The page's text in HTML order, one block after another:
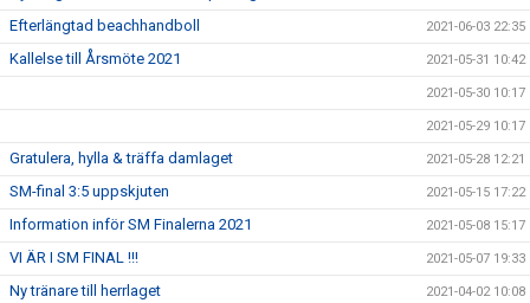
Efterlängtad beachhandboll 2021-06-03 22:35
Kallelse till Årsmöte 2021 2021-05-31 10:42
2021-05-30 10:17
2021-05-29 10:17
Gratulera, hylla & träffa damlaget 2021-05-28 12:21
SM-final 3:5 uppskjuten 2021-05-15 17:22
Information inför SM Finalerna 2021 2021-05-08 15:17
VI ÄR I SM FINAL !!! 2021-05-07 19:33
Ny tränare till herrlaget 2021-04-02 10:08